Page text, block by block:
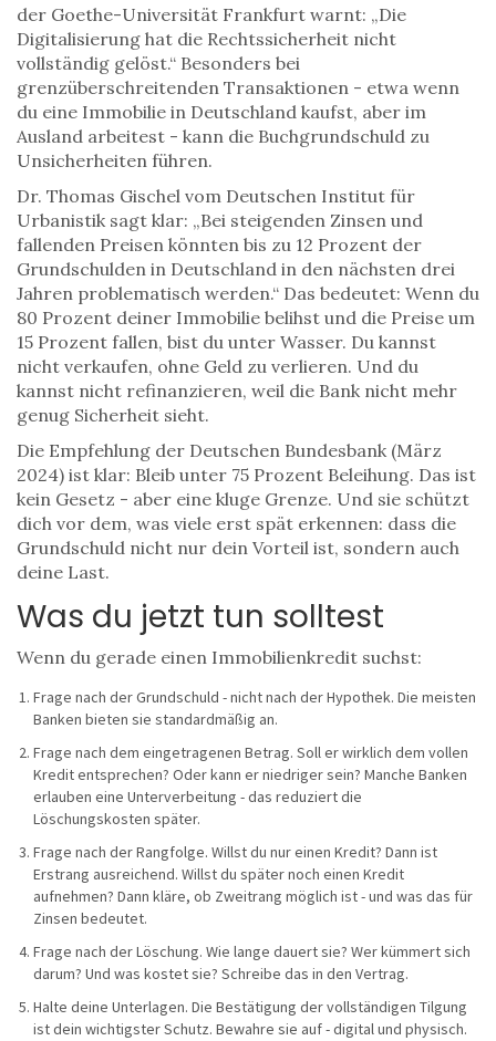
der Goethe-Universität Frankfurt warnt: „Die
Digitalisierung hat die Rechtssicherheit nicht
vollständig gelöst.“ Besonders bei
grenzüberschreitenden Transaktionen - etwa wenn
du eine Immobilie in Deutschland kaufst, aber im
Ausland arbeitest - kann die Buchgrundschuld zu
Unsicherheiten führen.
Dr. Thomas Gischel vom Deutschen Institut für
Urbanistik sagt klar: „Bei steigenden Zinsen und
fallenden Preisen könnten bis zu 12 Prozent der
Grundschulden in Deutschland in den nächsten drei
Jahren problematisch werden.“ Das bedeutet: Wenn du
80 Prozent deiner Immobilie belihst und die Preise um
15 Prozent fallen, bist du unter Wasser. Du kannst
nicht verkaufen, ohne Geld zu verlieren. Und du
kannst nicht refinanzieren, weil die Bank nicht mehr
genug Sicherheit sieht.
Die Empfehlung der Deutschen Bundesbank (März
2024) ist klar: Bleib unter 75 Prozent Beleihung. Das ist
kein Gesetz - aber eine kluge Grenze. Und sie schützt
dich vor dem, was viele erst spät erkennen: dass die
Grundschuld nicht nur dein Vorteil ist, sondern auch
deine Last.
Was du jetzt tun solltest
Wenn du gerade einen Immobilienkredit suchst:
Frage nach der Grundschuld - nicht nach der Hypothek. Die meisten
Banken bieten sie standardmäßig an.
Frage nach dem eingetragenen Betrag. Soll er wirklich dem vollen
Kredit entsprechen? Oder kann er niedriger sein? Manche Banken
erlauben eine Unterverbeitung - das reduziert die
Löschungskosten später.
Frage nach der Rangfolge. Willst du nur einen Kredit? Dann ist
Erstrang ausreichend. Willst du später noch einen Kredit
aufnehmen? Dann kläre, ob Zweitrang möglich ist - und was das für
Zinsen bedeutet.
Frage nach der Löschung. Wie lange dauert sie? Wer kümmert sich
darum? Und was kostet sie? Schreibe das in den Vertrag.
Halte deine Unterlagen. Die Bestätigung der vollständigen Tilgung
ist dein wichtigster Schutz. Bewahre sie auf - digital und physisch.